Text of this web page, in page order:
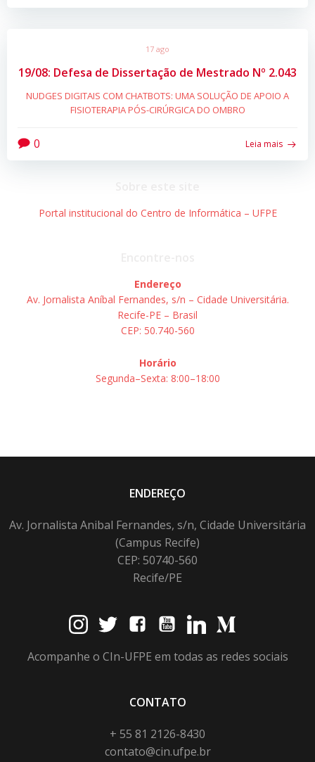
17 ago
19/08: Defesa de Dissertação de Mestrado Nº 2.043
NUDGES DIGITAIS COM CHATBOTS: UMA SOLUÇÃO DE APOIO A
FISIOTERAPIA PÓS-CIRÚRGICA DO OMBRO
0 Leia mais
Portal institucional do Centro de Informática – UFPE
Endereço
Av. Jornalista Aníbal Fernandes, s/n – Cidade Universitária.
Recife-PE – Brasil
CEP: 50.740-560
Horário
Segunda–Sexta: 8:00–18:00
ENDEREÇO
Av. Jornalista Anibal Fernandes, s/n, Cidade Universitária
(Campus Recife)
CEP: 50740-560
Recife/PE
Acompanhe o CIn-UFPE em todas as redes sociais
CONTATO
+ 55 81 2126-8430
contato@cin.ufpe.br